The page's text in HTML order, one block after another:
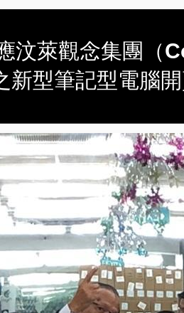
汶萊觀念集團
新型筆記型電腦